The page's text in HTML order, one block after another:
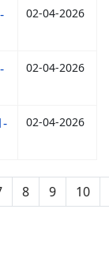
02-04-2026
02-04-2026
02-04-2026
8 9 10